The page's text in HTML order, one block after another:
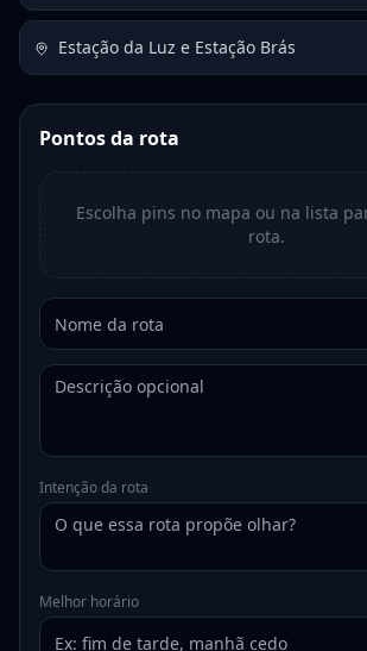
Estação da Luz e Estação Brás
Pontos da rota
Escolha pins no mapa ou na lista
rota.
Intenção da rota
Melhor horário